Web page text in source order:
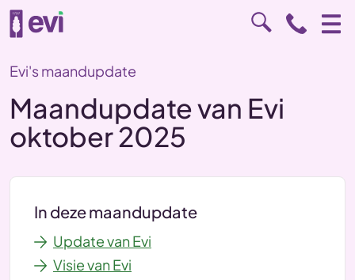
Evi's maandupdate
Maandupdate van Evi
oktober 2025
In deze maandupdate
Update van Evi
Visie van Evi